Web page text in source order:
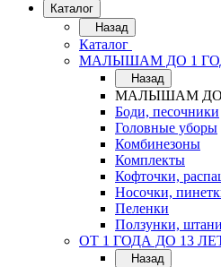
Каталог
Назад
Каталог
МАЛЫШАМ ДО 1
Назад
МАЛЫШАМ ДО
Боди, песочники
Головные уборы
Комбинезоны
Комплекты
Кофточки,
Носочки,
Пеленки
Ползунки,
ОТ 1 ГОДА ДО 13
Назад